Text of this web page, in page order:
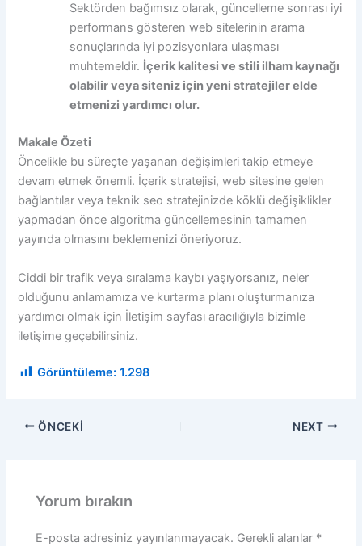
Sektörden bağımsız olarak, güncelleme sonrası iyi
performans gösteren web sitelerinin arama
sonuçlarında iyi pozisyonlara ulaşması
muhtemeldir. İçerik kalitesi ve stili ilham kaynağı
olabilir veya siteniz için yeni stratejiler elde
etmenizi yardımcı olur.
Makale Özeti
Öncelikle bu süreçte yaşanan değişimleri takip etmeye
devam etmek önemli. İçerik stratejisi, web sitesine gelen
bağlantılar veya teknik seo stratejinizde köklü değişiklikler
yapmadan önce algoritma güncellemesinin tamamen
yayında olmasını beklemenizi öneriyoruz.
Ciddi bir trafik veya sıralama kaybı yaşıyorsanız, neler
olduğunu anlamamıza ve kurtarma planı oluşturmanıza
yardımcı olmak için İletişim sayfası aracılığıyla bizimle
iletişime geçebilirsiniz.
Görüntüleme: 1.298
ÖNCEKI NEXT
Yorum bırakın
E-posta adresiniz yayınlanmayacak. Gerekli alanlar *